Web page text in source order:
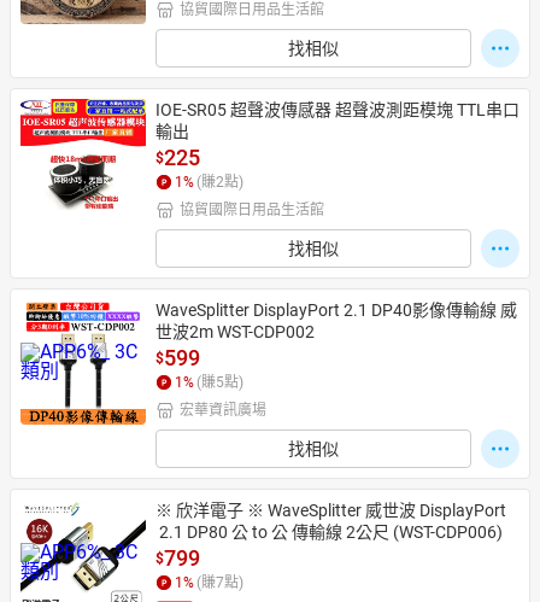
協貿國際日用品生活館
找相似
IOE-SR05 超聲波傳感器 超聲波測距模塊 TTL串口
輸出
$225
1 % (賺2點)
協貿國際日用品生活館
找相似
WaveSplitter DisplayPort 2.1 DP40影像傳輸線 威
世波2m WST-CDP002
$599
1 % (賺5點)
宏華資訊廣場
找相似
※ 欣洋電子 ※ WaveSplitter 威世波 DisplayPort
2.1 DP80 公 to 公 傳輸線 2公尺 (WST-CDP006)
$799
1 % (賺7點)